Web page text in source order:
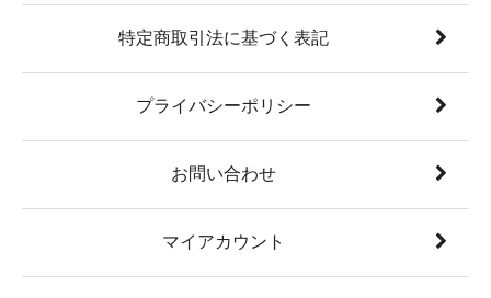
特定商取引法に基づく表記
プライバシーポリシー
お問い合わせ
マイアカウント